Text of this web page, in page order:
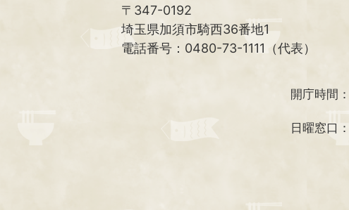
〒347-0192
埼玉県加須市騎西36番地1
電話番号：0480-73-1111（代表）
開庁時間：
日曜窓口：